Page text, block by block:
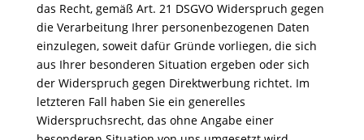
das Recht, gemäß Art. 21 DSGVO Widerspruch gegen
die Verarbeitung Ihrer personenbezogenen Daten
einzulegen, soweit dafür Gründe vorliegen, die sich
aus Ihrer besonderen Situation ergeben oder sich
der Widerspruch gegen Direktwerbung richtet. Im
letzteren Fall haben Sie ein generelles
Widerspruchsrecht, das ohne Angabe einer